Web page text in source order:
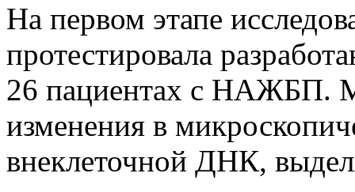
На первом этапе
протестировала
26 пациентах с НАЖБП.
изменения в
внеклеточной ДНК,